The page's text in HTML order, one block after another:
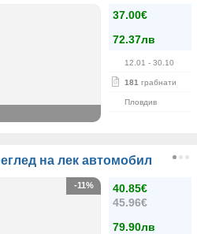
37.00€
72.37лв
12.01 - 30.10
181 грабнати
Пловдив
на лек автомобил
40.85€
45.96€
79.90лв
-11%